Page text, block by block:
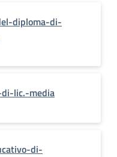
diploma-di-
lic.-media
di-